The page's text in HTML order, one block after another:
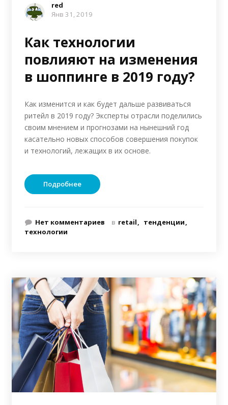
red
Янв 31, 2019
Как технологии
повлияют на изменения
в шоппинге в 2019 году?
Как изменится и как будет дальше развиваться
ритейл в 2019 году? Эксперты отрасли поделились
своим мнением и прогнозами на нынешний год
касательно новых способов совершения покупок
и технологий, лежащих в их основе.
Подробнее
Нет комментариев в retail
тенденции
технологии